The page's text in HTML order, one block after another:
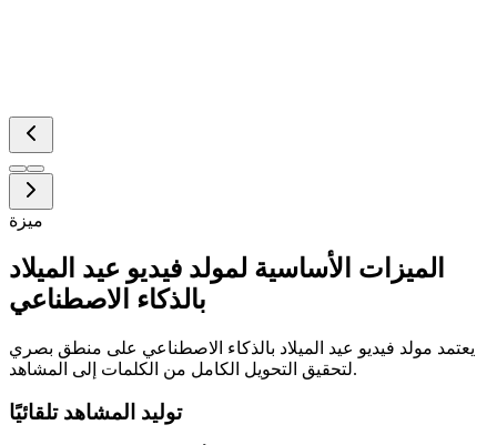
ميزة
الميزات الأساسية لمولد فيديو عيد الميلاد
بالذكاء الاصطناعي
يعتمد مولد فيديو عيد الميلاد بالذكاء الاصطناعي على منطق بصري
لتحقيق التحويل الكامل من الكلمات إلى المشاهد.
توليد المشاهد تلقائيًا